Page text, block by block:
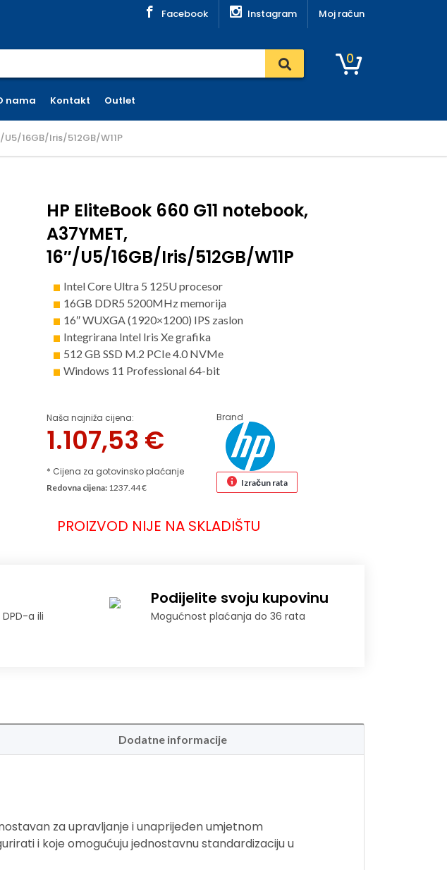
Facebook Instagram Moj račun
0
nama Kontakt Outlet
U5/16GB/Iris/512GB/W11P
HP EliteBook 660 G11 notebook,
A37YMET,
16″/U5/16GB/Iris/512GB/W11P
Intel Core Ultra 5 125U procesor
16GB DDR5 5200MHz memorija
16″ WUXGA (1920×1200) IPS zaslon
Integrirana Intel Iris Xe grafika
512 GB SSD M.2 PCIe 4.0 NVMe
Windows 11 Professional 64-bit
Naša najniža cijena:
1.107,53 €
* Cijena za gotovinsko plaćanje
Brand
Redovna cijena: 1237.44 € Izračun rata
PROIZVOD NIJE NA SKLADIŠTU
a ili
Podijelite svoju kupovinu
Mogućnost plaćanja do 36 rata
Dodatne informacije
za upravljanje i unaprijeđen umjetnom
i koje omogućuju jednostavnu standardizaciju u